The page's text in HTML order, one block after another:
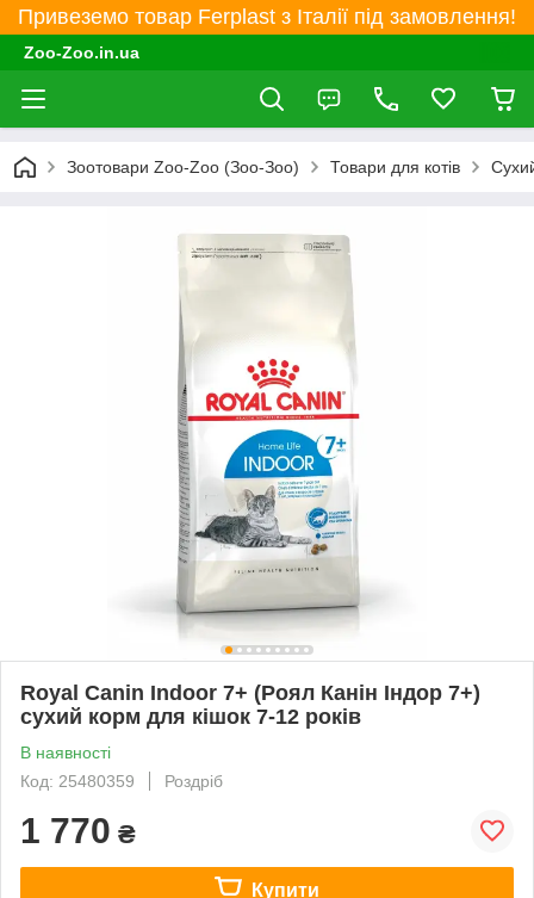
Привеземо товар Ferplast з Італії під замовлення!
Zoo-Zoo.in.ua
Зоотовари Zoo-Zoo (Зоо-Зоо) Товари для котів
Royal Canin Indoor 7+ (Роял Канін Індор 7+)
сухий корм для кішок 7-12 років
В наявності
Код: 25480359
Роздріб
1 770 ₴
Купити